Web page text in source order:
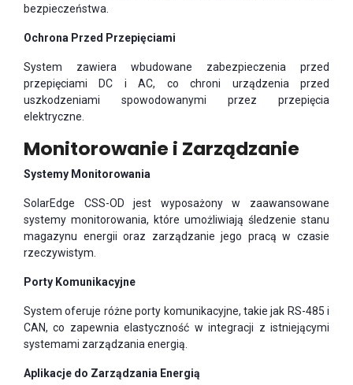
bezpieczeństwa.
Ochrona Przed Przepięciami
System zawiera wbudowane zabezpieczenia przed
przepięciami DC i AC, co chroni urządzenia przed
uszkodzeniami spowodowanymi przez przepięcia
elektryczne.
Monitorowanie i Zarządzanie
Systemy Monitorowania
SolarEdge CSS-OD jest wyposażony w zaawansowane
systemy monitorowania, które umożliwiają śledzenie stanu
magazynu energii oraz zarządzanie jego pracą w czasie
rzeczywistym.
Porty Komunikacyjne
System oferuje różne porty komunikacyjne, takie jak RS-485 i
CAN, co zapewnia elastyczność w integracji z istniejącymi
systemami zarządzania energią.
Aplikacje do Zarządzania Energią